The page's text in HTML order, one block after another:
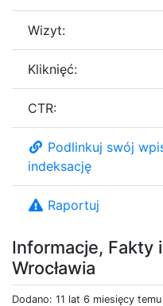
Informacje, Fakty
Wrocławia
Dodano: 11 lat 6 miesięcy temu
Wizyt:
Kliknięć:
CTR:
Podlinkuj swój
indeksację
Raportuj